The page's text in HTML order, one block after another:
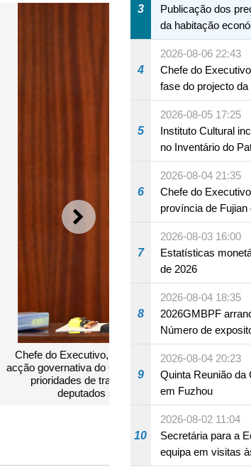
SEGUINTE
sobre a
meses, apresenta as
perguntas dos
3
Publicação dos
da habitação
A12 da Zona A
4
2026-08-06 22:43
Chefe do
fase do projecto
Educação
5
2026-08-05 17:25
Instituto Cultural
no Inventário do
6
2026-08-04 21:35
Chefe do
província de
em Fuzhou
7
2026-08-03 16:00
Estatísticas
de 2026
8
2026-08-04 18:35
2026GMBPF
Número de
18 anos
9
2026-08-04 20:23
Quinta Reunião da
em Fuzhou
10
2026-08-02 11:04
Secretária para a
equipa em visitas